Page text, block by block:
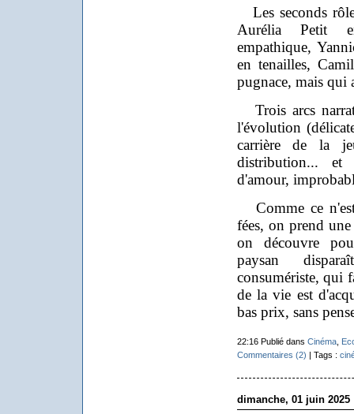
Les seconds
Aurélia Petit
empathique,
en tenailles,
pugnace, mais qui
Trois arcs
l'évolution
carrière de la
distribution... et
d'amour,
Comme ce
fées, on prend
on découvre
paysan
consumériste, qui
de la vie est
bas prix, sans
22:16 Publié dans Cinéma,
Commentaires (2) | Tags :
dimanche, 01 juin 2025